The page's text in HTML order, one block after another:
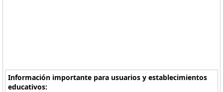
Información importante para usuarios y establecimientos
educativos: